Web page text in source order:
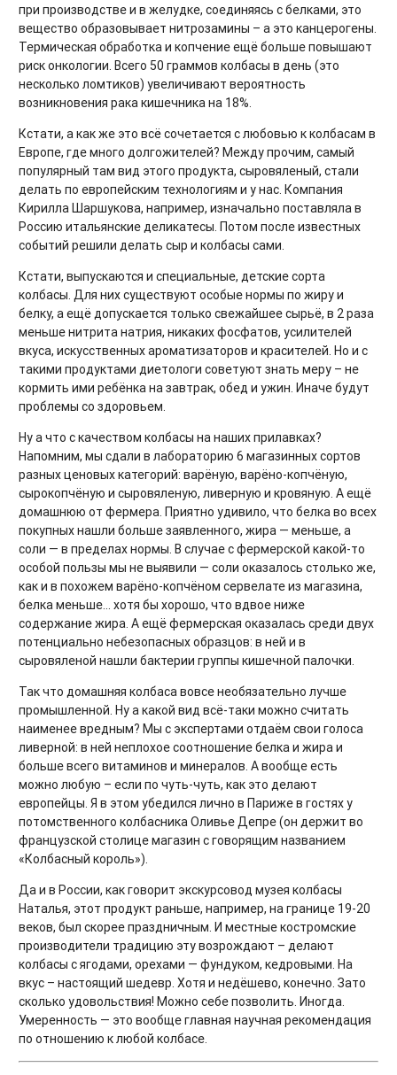
при производстве и в желудке, соединяясь с белками, это
вещество образовывает нитрозамины – а это канцерогены.
Термическая обработка и копчение ещё больше повышают
риск онкологии. Всего 50 граммов колбасы в день (это
несколько ломтиков) увеличивают вероятность
возникновения рака кишечника на 18%.
Кстати, а как же это всё сочетается с любовью к колбасам в
Европе, где много долгожителей? Между прочим, самый
популярный там вид этого продукта, сыровяленый, стали
делать по европейским технологиям и у нас. Компания
Кирилла Шаршукова, например, изначально поставляла в
Россию итальянские деликатесы. Потом после известных
событий решили делать сыр и колбасы сами.
Кстати, выпускаются и специальные, детские сорта
колбасы. Для них существуют особые нормы по жиру и
белку, а ещё допускается только свежайшее сырьё, в 2 раза
меньше нитрита натрия, никаких фосфатов, усилителей
вкуса, искусственных ароматизаторов и красителей. Но и с
такими продуктами диетологи советуют знать меру – не
кормить ими ребёнка на завтрак, обед и ужин. Иначе будут
проблемы со здоровьем.
Ну а что с качеством колбасы на наших прилавках?
Напомним, мы сдали в лабораторию 6 магазинных сортов
разных ценовых категорий: варёную, варёно-копчёную,
сырокопчёную и сыровяленую, ливерную и кровяную. А ещё
домашнюю от фермера. Приятно удивило, что белка во всех
покупных нашли больше заявленного, жира — меньше, а
соли — в пределах нормы. В случае с фермерской какой-то
особой пользы мы не выявили — соли оказалось столько же,
как и в похожем варёно-копчёном сервелате из магазина,
белка меньше... хотя бы хорошо, что вдвое ниже
содержание жира. А ещё фермерская оказалась среди двух
потенциально небезопасных образцов: в ней и в
сыровяленой нашли бактерии группы кишечной палочки.
Так что домашняя колбаса вовсе необязательно лучше
промышленной. Ну а какой вид всё-таки можно считать
наименее вредным? Мы с экспертами отдаём свои голоса
ливерной: в ней неплохое соотношение белка и жира и
больше всего витаминов и минералов. А вообще есть
можно любую – если по чуть-чуть, как это делают
европейцы. Я в этом убедился лично в Париже в гостях у
потомственного колбасника Оливье Депре (он держит во
французской столице магазин с говорящим названием
«Колбасный король»).
Да и в России, как говорит экскурсовод музея колбасы
Наталья, этот продукт раньше, например, на границе 19-20
веков, был скорее праздничным. И местные костромские
производители традицию эту возрождают – делают
колбасы с ягодами, орехами — фундуком, кедровыми. На
вкус – настоящий шедевр. Хотя и недёшево, конечно. Зато
сколько удовольствия! Можно себе позволить. Иногда.
Умеренность — это вообще главная научная рекомендация
по отношению к любой колбасе.